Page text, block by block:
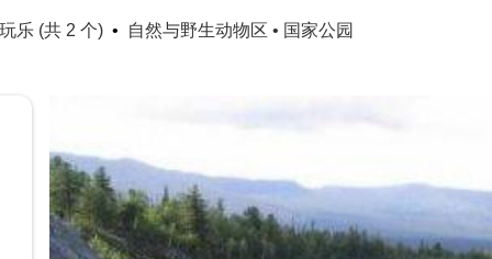
乐 (共 2 个) 自然与野生动物区 • 国家公园